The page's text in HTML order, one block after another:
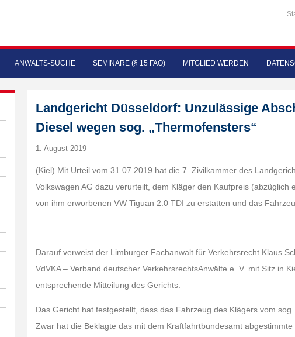
ANWALTS-SUCHE SEMINARE (§ 15 FAO) MITGLIED WERDEN
Landgericht Düsseldorf: Unzulässige
Diesel wegen sog. „Thermofensters“
1. August 2019
(Kiel) Mit Urteil vom 31.07.2019 hat die 7. Zivilkammer des
Volkswagen AG dazu verurteilt, dem Kläger den Kaufpreis (abzüglich
von ihm erworbenen VW Tiguan 2.0 TDI zu erstatten und das
Darauf verweist der Limburger Fachanwalt für Verkehrsrecht Klaus
VdVKA – Verband deutscher VerkehrsrechtsAnwälte e. V. mit Sitz in
entsprechende Mitteilung des Gerichts.
Das Gericht hat festgestellt, dass das Fahrzeug des Klägers vom
Zwar hat die Beklagte das mit dem Kraftfahrtbundesamt